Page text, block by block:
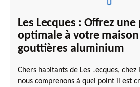
Les Lecques : Offrez
optimale à votre maison
gouttières aluminium
Chers habitants de Les Lecques,
nous comprenons à quel point il est